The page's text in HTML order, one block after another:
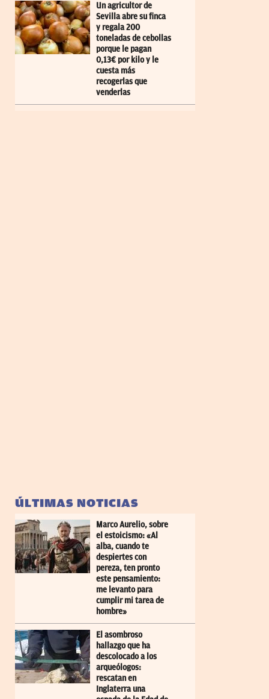
Un agricultor de
Sevilla abre su finca
y regala 200
toneladas de cebollas
porque le pagan
0,13€ por kilo y le
cuesta más
recogerlas que
venderlas
ÚLTIMAS NOTICIAS
Marco Aurelio, sobre
el estoicismo: «Al
alba, cuando te
despiertes con
pereza, ten pronto
este pensamiento:
me levanto para
cumplir mi tarea de
hombre»
El asombroso
hallazgo que ha
descolocado a los
arqueólogos:
rescatan en
Inglaterra una